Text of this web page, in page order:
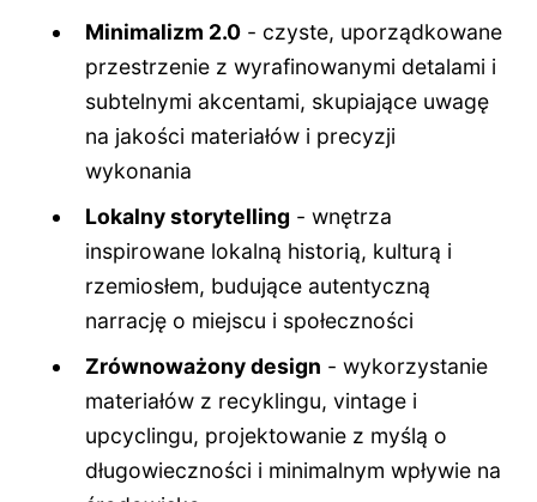
Minimalizm 2.0 - czyste, uporządkowane
przestrzenie z wyrafinowanymi detalami i
subtelnymi akcentami, skupiające uwagę
na jakości materiałów i precyzji
wykonania
Lokalny storytelling - wnętrza
inspirowane lokalną historią, kulturą i
rzemiosłem, budujące autentyczną
narrację o miejscu i społeczności
Zrównoważony design - wykorzystanie
materiałów z recyklingu, vintage i
upcyclingu, projektowanie z myślą o
długowieczności i minimalnym wpływie na